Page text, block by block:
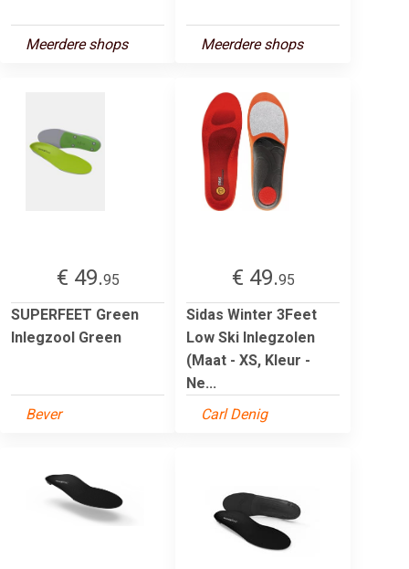
Meerdere shops Meerdere shops
€ 49.95
SUPERFEET Green
Inlegzool Green
Bever
€ 49.95
Sidas Winter 3Feet
Low Ski Inlegzolen
(Maat - XS, Kleur -
Ne...
Carl Denig